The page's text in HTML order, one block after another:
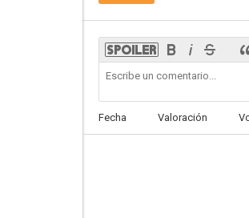
Fecha Valoración